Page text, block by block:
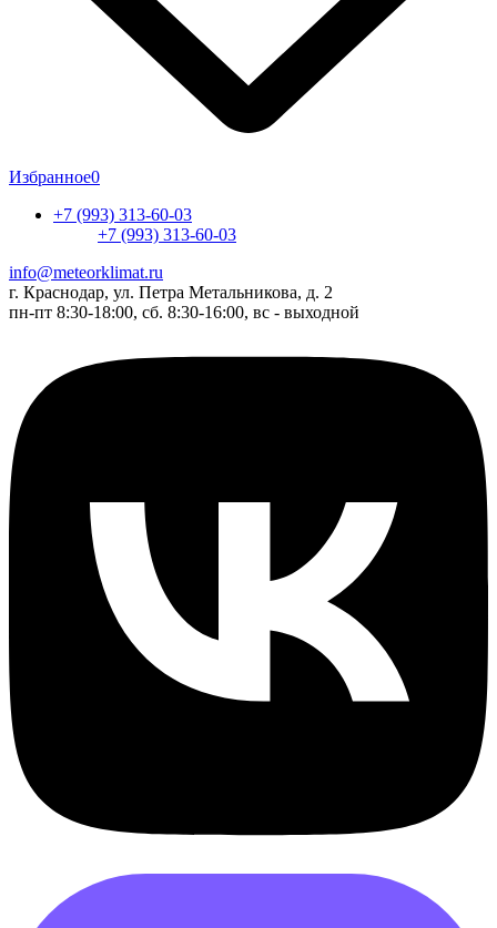
Избранное0
+7 (993) 313-60-03
+7 (993) 313-60-03
info@meteorklimat.ru
г. Краснодар, ул. Петра Метальникова, д. 2
пн-пт 8:30-18:00, сб. 8:30-16:00, вс - выходной